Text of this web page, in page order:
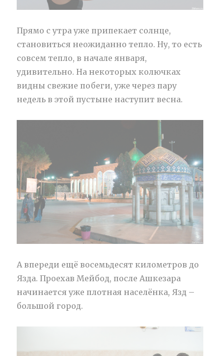
Прямо с утра уже припекает солнце,
становиться неожиданно тепло. Ну, то есть
совсем тепло, в начале января,
удивительно. На некоторых колючках
видны свежие побеги, уже через пару
недель в этой пустыне наступит весна.
А впереди ещё восемьдесят километров до
Язда. Проехав Мейбод, после Ашкезара
начинается уже плотная населёнка, Язд –
большой город.